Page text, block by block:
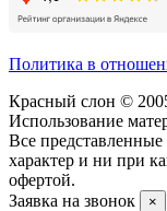
Политика в
Красный слон ©
Использование
Все
характер и ни при
офертой.
Заявка на звонок
×